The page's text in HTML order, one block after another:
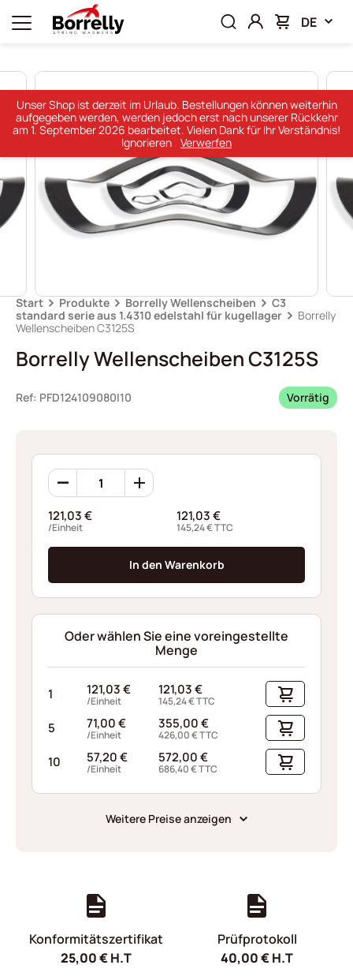
DE
Start Produkte Borrelly Wellenscheiben
C3
standard serie aus 1.4310 edelstahl für kugellager
Borrelly
Wellenscheiben C3125S
Borrelly Wellenscheiben C3125S
Ref: PFD124109080I10 Vorrätig
Borrelly
Wellenscheiben
Menge
121,03€
/Einheit
121,03€
145,24€TTC
In den Warenkorb
Oder wählen Sie eine voreingestellte
Menge
1 121,03€
/Einheit
121,03€
145,24€TTC
5 71,00€
/Einheit
355,00€
426,00€TTC
10 57,20€
/Einheit
572,00€
686,40€TTC
Weitere Preise anzeigen
Konformitätszertifikat
25,00€H.T
Prüfprotokoll
40,00€H.T
Unser Shop ist derzeit im Urlaub. Bestellungen können weiterhin
aufgegeben werden, werden jedoch erst nach unserer Rückkehr
am 1. September 2026 bearbeitet. Vielen Dank für Ihr Verständnis!
Ignorieren Verwerfen